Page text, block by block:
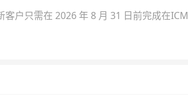
户只需在 2026 年 8 月 31 日前完成在